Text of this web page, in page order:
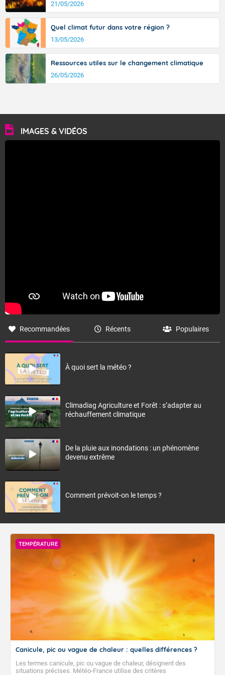
21/05/2026
Quel climat futur dans votre région ?
13/05/2026
Ressources utiles sur le changement climatique
26/05/2026
IMAGES & VIDÉOS
Recommandées Récents Populaires
À quoi sert la météo ?
Climadiag Agriculture et Forêt : s’adapter au
réchauffement climatique
De la pluie aux inondations : un phénomène
devenu extrême
Comment prévoit-on le temps ?
TEMPÉRATURE
Canicule, pic ou vague de chaleur : quelles différences ?
Les termes canicule, pic ou vague de chaleur, désignent des
situations précises. Météo-France utilise des critères